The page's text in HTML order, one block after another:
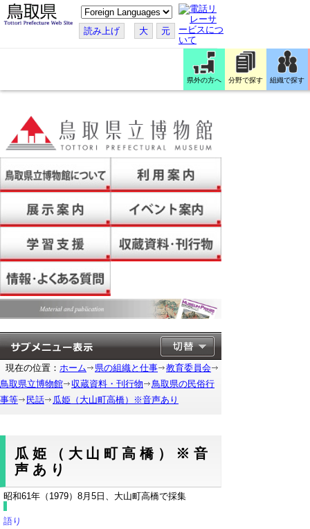
こ
の
ペ
ー
す
読み上げ 大 元
県外の方へ 分野で探す 組織で探す
現在の位置： ホーム 県の組織と仕事
教育委員会
鳥取県立博物館
収蔵資料・刊行物
鳥取県の民俗行
事等
民話 瓜姫（大山町高橋）※音声あり
瓜姫（大山町高橋）※音
声あり
昭和61年（1979）8月5日、大山町高橋で採集
語り